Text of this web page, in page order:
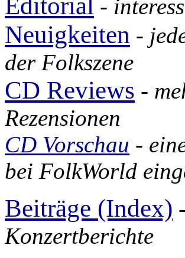
Editorial -
Neuigkeiten -
der Folkszene
CD Reviews -
Rezensionen
CD Vorschau -
bei FolkWorld
Beiträge (Index)
Konzertberichte